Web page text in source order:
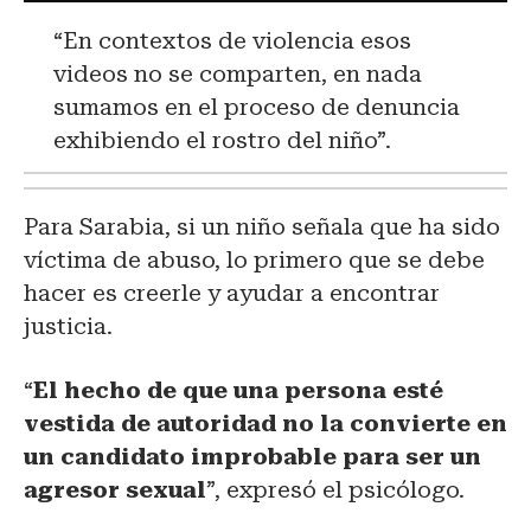
“En contextos de violencia esos
videos no se comparten, en nada
sumamos en el proceso de denuncia
exhibiendo el rostro del niño”.
Para Sarabia, si un niño señala que ha sido
víctima de abuso, lo primero que se debe
hacer es creerle y ayudar a encontrar
justicia.
“El hecho de que una persona esté
vestida de autoridad no la convierte en
un candidato improbable para ser un
agresor sexual”, expresó el psicólogo.